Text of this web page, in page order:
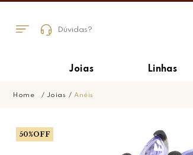
Dúvidas?
Joias Linhas
Joias Anéis
50%OFF